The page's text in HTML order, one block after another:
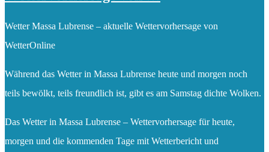
Wetter Massa Lubrense – aktuelle Wettervorhersage von
WetterOnline
Während das Wetter in Massa Lubrense heute und morgen noch
teils bewölkt, teils freundlich ist, gibt es am Samstag dichte Wolken.
Das Wetter in Massa Lubrense – Wettervorhersage für heute,
morgen und die kommenden Tage mit Wetterbericht und